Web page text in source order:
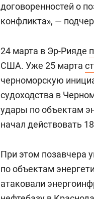
договоренностей о
конфликта», —
24 марта в Эр-Рияде
США. Уже 25 марта
черноморскую
судоходства в
удары по объектам
начал действовать
При этом позавчера
по объектам
атаковали